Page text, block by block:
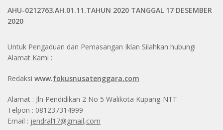
AHU-0212763.AH.01.11.TAHUN 2020 TANGGAL 17 DESEMBER
2020
Untuk Pengaduan dan Pemasangan Iklan Silahkan hubungi
Alamat Kami :
Redaksi www.fokusnusatenggara.com
Alamat : Jln Pendidikan 2 No 5 Walikota Kupang-NTT
Telpon : 081237314999
Email : jendral17@gmail,com